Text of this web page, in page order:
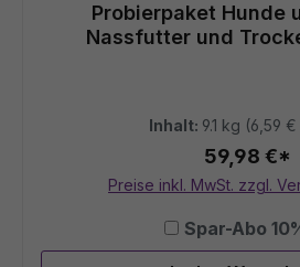
Probierpaket Hunde
Nassfutter und
Inhalt: 9.1 kg (6,59 €
59,98 €*
Preise inkl. MwSt. zzgl.
Spar-Abo